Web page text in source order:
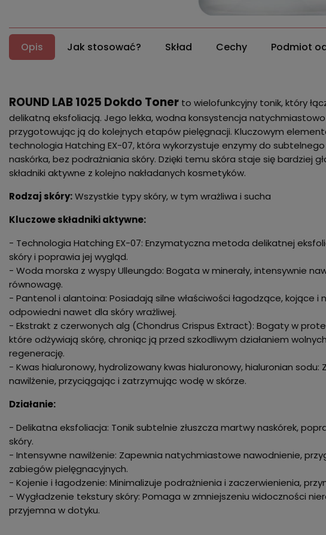
Opis Jak stosować? Skład Cechy Podmiot
ROUND LAB 1025 Dokdo Toner to wielofunkcyjny tonik, który
delikatną eksfoliacją. Jego lekka, wodna konsystencja natychmiastowo
przygotowując ją do kolejnych etapów pielęgnacji. Kluczowym
technologia Hatching EX-07, która wykorzystuje enzymy do
naskórka, bez podrażniania skóry. Dzięki temu skóra staje się bardziej
składniki aktywne z kolejno nakładanych kosmetyków.
Rodzaj skóry:Wszystkie typy skóry, w tym wrażliwa i sucha
Kluczowe składniki aktywne:
- Technologia Hatching EX-07: Enzymatyczna metoda delikatnej
skóry i poprawia jej wygląd.
- Woda morska z wyspy Ulleungdo: Bogata w minerały, intensywnie
równowagę.
- Pantenol i alantoina: Posiadają silne właściwości łagodzące, kojące i
odpowiedni nawet dla skóry wrażliwej.
- Ekstrakt z czerwonych alg (Chondrus Crispus Extract): Bogaty w
które odżywiają skórę, chroniąc ją przed szkodliwym działaniem
regenerację.
- Kwas hialuronowy, hydrolizowany kwas hialuronowy, hialuronian
nawilżenie, przyciągając i zatrzymując wodę w skórze.
Działanie:
- Delikatna eksfoliacja: Tonik subtelnie złuszcza martwy naskórek,
skóry.
- Intensywne nawilżenie: Zapewnia natychmiastowe nawodnienie,
zabiegów pielęgnacyjnych.
- Kojenie i łagodzenie: Minimalizuje podrażnienia i zaczerwienienia,
- Wygładzenie tekstury skóry: Pomaga w zmniejszeniu widoczności
przyjemna w dotyku.